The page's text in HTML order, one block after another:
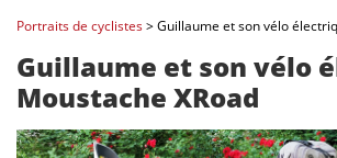
Portraits de cyclistes>Guillaume et son vélo
Guillaume et son vélo
Moustache XRoad